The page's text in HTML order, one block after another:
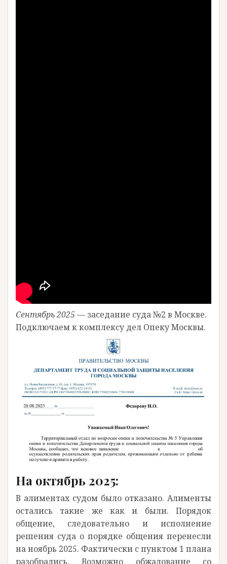
Сентябрь 2025— заседание суда №2 в Москве.
Подключаем к комплексу дел Опеку Москвы.
На октябрь 2025:
В алиментах судом было отказано. Алименты
остались такие же как и были. Порядок
общение, следовательно и исполнение
решения суда о порядке общения перенесли
на ноябрь 2025. Фактически с пунктом 1 плана
разобрались. Возможно обжалование со